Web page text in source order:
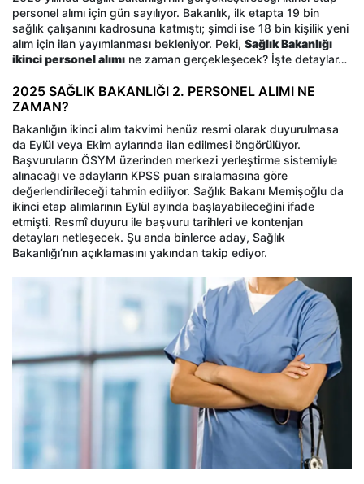
personel alımı için gün sayılıyor. Bakanlık, ilk etapta 19 bin
sağlık çalışanını kadrosuna katmıştı; şimdi ise 18 bin kişilik yeni
alım için ilan yayımlanması bekleniyor. Peki, Sağlık Bakanlığı
ikinci personel alımı ne zaman gerçekleşecek? İşte detaylar…
2025 SAĞLIK BAKANLIĞI 2. PERSONEL ALIMI NE
ZAMAN?
Bakanlığın ikinci alım takvimi henüz resmi olarak duyurulmasa
da Eylül veya Ekim aylarında ilan edilmesi öngörülüyor.
Başvuruların ÖSYM üzerinden merkezi yerleştirme sistemiyle
alınacağı ve adayların KPSS puan sıralamasına göre
değerlendirileceği tahmin ediliyor. Sağlık Bakanı Memişoğlu da
ikinci etap alımlarının Eylül ayında başlayabileceğini ifade
etmişti. Resmî duyuru ile başvuru tarihleri ve kontenjan
detayları netleşecek. Şu anda binlerce aday, Sağlık
Bakanlığı’nın açıklamasını yakından takip ediyor.